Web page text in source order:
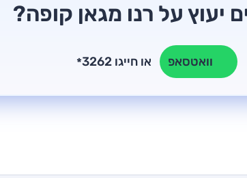
יעוץ על רנו מגאן קופה?
וואטסאפ * או חייגו 3262